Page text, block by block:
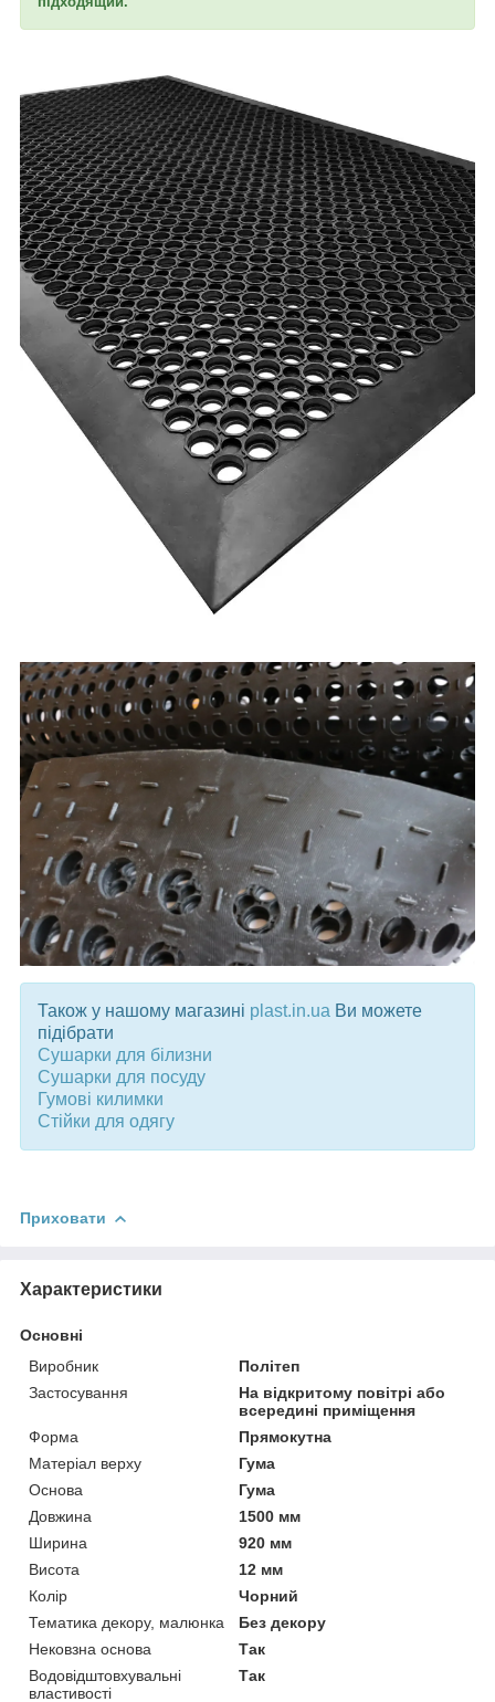
Також у нашому магазині plast.in.ua Ви можете
підібрати
Сушарки для білизни
Сушарки для посуду
Гумові килимки
Стійки для одягу
Приховати
Характеристики
Основні
Виробник
Політеп
Застосування
На відкритому повітрі або
всередині приміщення
Форма
Прямокутна
Матеріал верху
Гума
Основа
Гума
Довжина
1500 мм
Ширина
920 мм
Висота
12 мм
Колір
Чорний
Тематика декору, малюнка
Без декору
Нековзна основа
Так
Водовідштовхувальні
властивості
Так